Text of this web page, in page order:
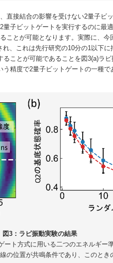
接結合の影響を受けない2量子ビ
子ビットゲートを実行するのに最
ことが可能となります。実際に、
、これは先行研究の10分の1以下
ことが可能であることを図3(a)ラ
精度で2量子ビットゲートの一種
図3：ラビ振動実験の結果
ト方式に用いる二つのエネルギー
の位置が共鳴条件であり、このと